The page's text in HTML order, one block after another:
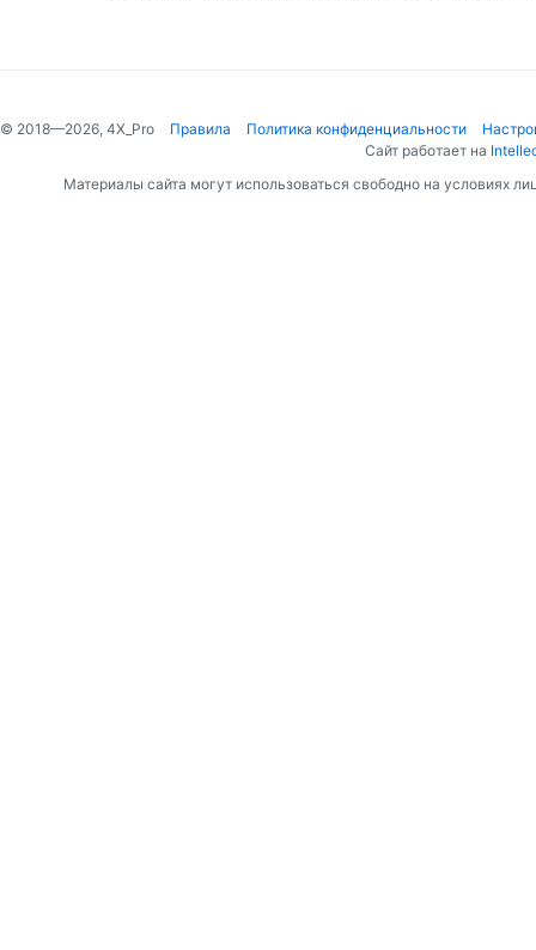
© 2018—2026, 4X_Pro Правила Политика конфиденциальности
Сайт работает на
Материалы сайта могут использоваться свободно на условиях